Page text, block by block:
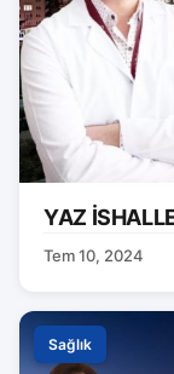
YAZ
Tem 10, 2024
Sağlık